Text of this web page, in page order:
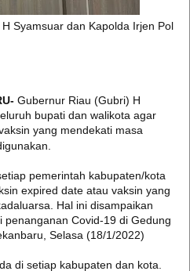
Syamsuar dan Kapolda Irjen Pol
Gubernur Riau (Gubri) H
bupati dan walikota agar
yang mendekati masa
pemerintah kabupaten/kota
expired date atau vaksin yang
Hal ini disampaikan
Covid-19 di Gedung
Selasa (18/1/2022)
di setiap kabupaten dan kota.